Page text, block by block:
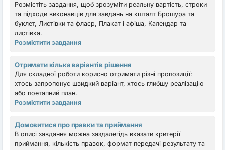
Розмістіть завдання, щоб зрозуміти реальну вартість, строки
та підходи виконавців для завдань на кшталт Брошура та
буклет, Листівки та флаєр, Плакат і афіша, Календар та
листівка.
Розмістити завдання
Отримати кілька варіантів рішення
Для складної роботи корисно отримати різні пропозиції:
хтось запропонує швидкий варіант, хтось глибшу реалізацію
або поетапний план.
Розмістити завдання
Домовитися про правки та приймання
В описі завдання можна заздалегідь вказати критерії
приймання, кількість правок, формат передачі результату та